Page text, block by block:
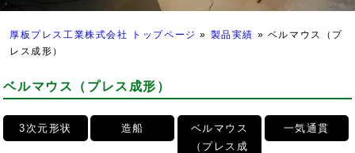
厚板プレス工業株式会社 トップページ » 製品実績 » ベルマウス（プ
レス成形）
ベルマウス（プレス成形）
3次元形状 造船
ベルマウス
（プレス成
一気通貫